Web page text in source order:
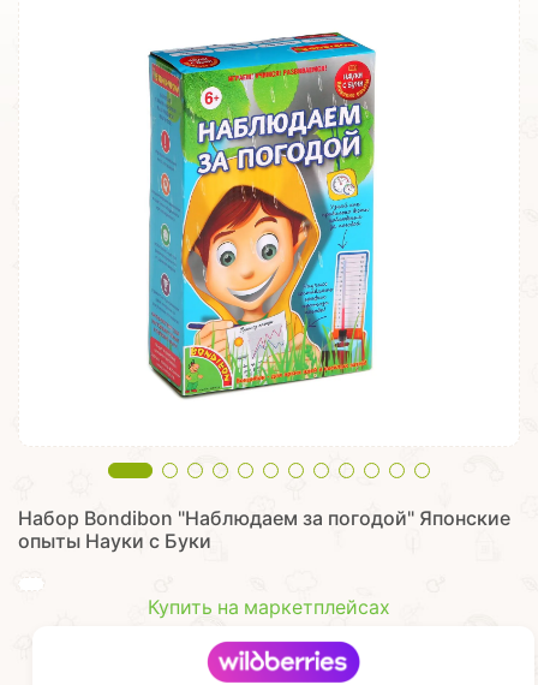
Набор Bondibon "Наблюдаем за погодой" Японские
опыты Науки с Буки
Купить на маркетплейсах